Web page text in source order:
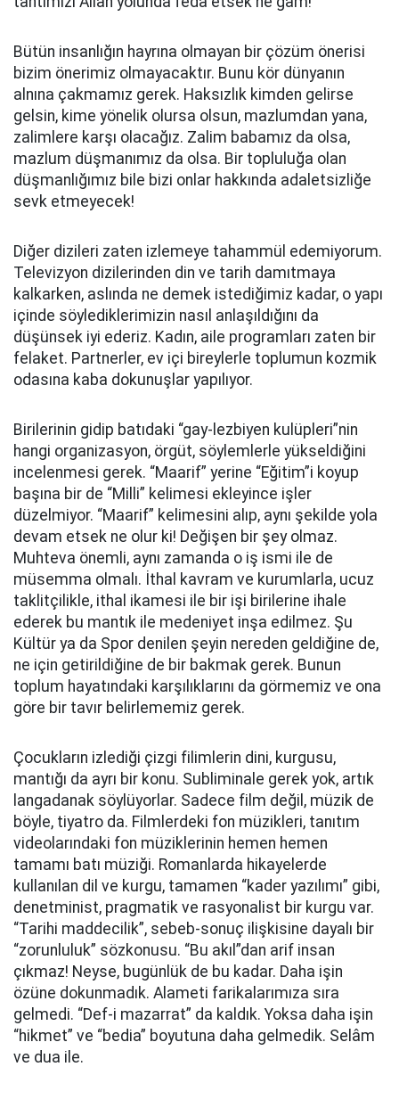
Bütün insanlığın hayrına olmayan bir çözüm önerisi
bizim önerimiz olmayacaktır. Bunu kör dünyanın
alnına çakmamız gerek. Haksızlık kimden gelirse
gelsin, kime yönelik olursa olsun, mazlumdan yana,
zalimlere karşı olacağız. Zalim babamız da olsa,
mazlum düşmanımız da olsa. Bir topluluğa olan
düşmanlığımız bile bizi onlar hakkında adaletsizliğe
sevk etmeyecek!
Diğer dizileri zaten izlemeye tahammül edemiyorum.
Televizyon dizilerinden din ve tarih damıtmaya
kalkarken, aslında ne demek istediğimiz kadar, o yapı
içinde söylediklerimizin nasıl anlaşıldığını da
düşünsek iyi ederiz. Kadın, aile programları zaten bir
felaket. Partnerler, ev içi bireylerle toplumun kozmik
odasına kaba dokunuşlar yapılıyor.
Birilerinin gidip batıdaki “gay-lezbiyen kulüpleri”nin
hangi organizasyon, örgüt, söylemlerle yükseldiğini
incelenmesi gerek. “Maarif” yerine “Eğitim”i koyup
başına bir de “Milli” kelimesi ekleyince işler
düzelmiyor. “Maarif” kelimesini alıp, aynı şekilde yola
devam etsek ne olur ki! Değişen bir şey olmaz.
Muhteva önemli, aynı zamanda o iş ismi ile de
müsemma olmalı. İthal kavram ve kurumlarla, ucuz
taklitçilikle, ithal ikamesi ile bir işi birilerine ihale
ederek bu mantık ile medeniyet inşa edilmez. Şu
Kültür ya da Spor denilen şeyin nereden geldiğine de,
ne için getirildiğine de bir bakmak gerek. Bunun
toplum hayatındaki karşılıklarını da görmemiz ve ona
göre bir tavır belirlememiz gerek.
Çocukların izlediği çizgi filimlerin dini, kurgusu,
mantığı da ayrı bir konu. Subliminale gerek yok, artık
langadanak söylüyorlar. Sadece film değil, müzik de
böyle, tiyatro da. Filmlerdeki fon müzikleri, tanıtım
videolarındaki fon müziklerinin hemen hemen
tamamı batı müziği. Romanlarda hikayelerde
kullanılan dil ve kurgu, tamamen “kader yazılımı” gibi,
denetminist, pragmatik ve rasyonalist bir kurgu var.
“Tarihi maddecilik”, sebeb-sonuç ilişkisine dayalı bir
“zorunluluk” sözkonusu. “Bu akıl”dan arif insan
çıkmaz! Neyse, bugünlük de bu kadar. Daha işin
özüne dokunmadık. Alameti farikalarımıza sıra
gelmedi. “Def-i mazarrat” da kaldık. Yoksa daha işin
“hikmet” ve “bedia” boyutuna daha gelmedik. Selâm
ve dua ile.